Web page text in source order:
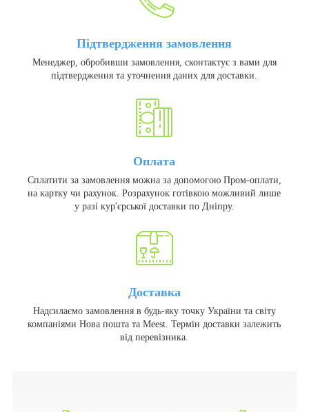
Підтвердження замовлення
Менеджер, обробивши замовлення, сконтактує з вами для
підтвердження та уточнення даних для доставки.
Оплата
Сплатити за замовлення можна за допомогою Пром-оплати,
на картку чи рахунок. Розрахунок готівкою можливий лише
у разі кур'єрської доставки по Дніпру.
Доставка
Надсилаємо замовлення в будь-яку точку України та світу
компаніями Нова пошта та Meest. Термін доставки залежить
від перевізника.